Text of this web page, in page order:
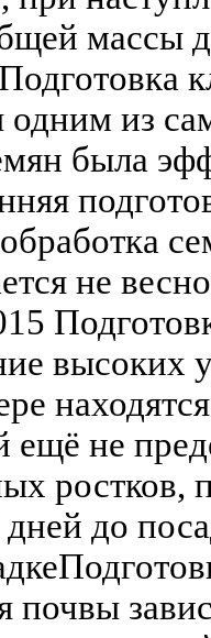
массы
одним из
была
не
высоких
ещё не
ростков,
дней до
почвы